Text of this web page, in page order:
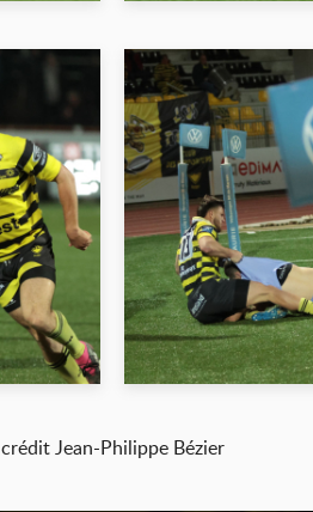
crédit Jean-Philippe Bézier